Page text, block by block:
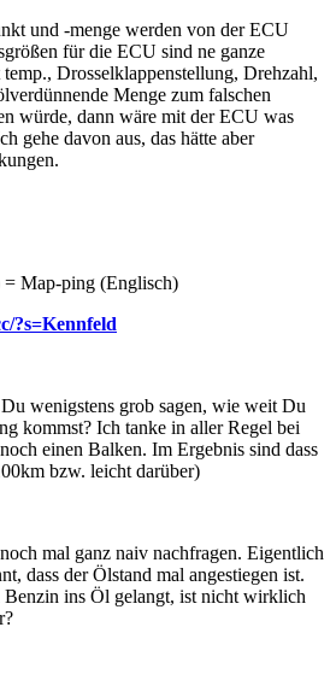
und -menge werden von der ECU
für die ECU sind ne ganze
Drosselklappenstellung, Drehzahl,
Menge zum falschen
würde, dann wäre mit der ECU was
gehe davon aus, das hätte aber
= Map-ping (Englisch)
?s=Kennfeld
wenigstens grob sagen, wie weit Du
kommst? Ich tanke in aller Regel bei
einen Balken. Im Ergebnis sind dass
bzw. leicht darüber)
mal ganz naiv nachfragen. Eigentlich
dass der Ölstand mal angestiegen ist.
Benzin ins Öl gelangt, ist nicht wirklich